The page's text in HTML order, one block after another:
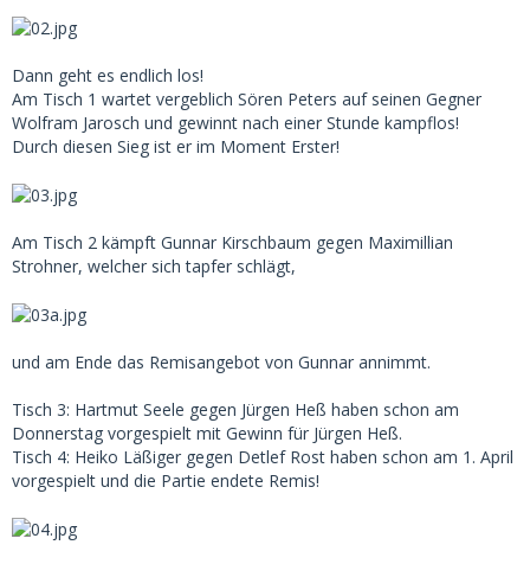
Dann geht es endlich los!
Am Tisch 1 wartet vergeblich Sören Peters auf seinen Gegner
Wolfram Jarosch und gewinnt nach einer Stunde kampflos!
Durch diesen Sieg ist er im Moment Erster!
Am Tisch 2 kämpft Gunnar Kirschbaum gegen Maximillian
Strohner, welcher sich tapfer schlägt,
und am Ende das Remisangebot von Gunnar annimmt.
Tisch 3: Hartmut Seele gegen Jürgen Heß haben schon am
Donnerstag vorgespielt mit Gewinn für Jürgen Heß.
Tisch 4: Heiko Läßiger gegen Detlef Rost haben schon am 1. April
vorgespielt und die Partie endete Remis!